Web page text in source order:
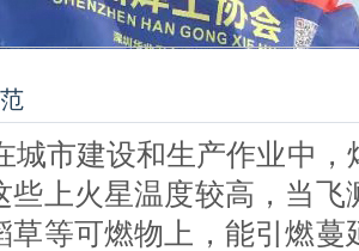
城市建设和生产作业中
些上火星温度较高，当
草等可燃物上，能引燃